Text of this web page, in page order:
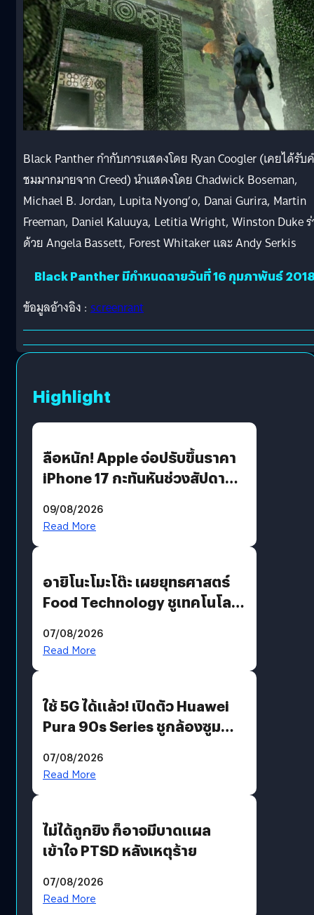
Black Panther กำกับการแสดงโดย Ryan Coogler (เคยได้รับ
ชมมากมายจาก Creed) นำแสดงโดย Chadwick Boseman,
Michael B. Jordan, Lupita Nyong’o, Danai Gurira, Martin
Freeman, Daniel Kaluuya, Letitia Wright, Winston Duke
ด้วย Angela Bassett, Forest Whitaker และ Andy Serkis
Black Panther มีกำหนดฉายวันที่ 16 กุมภาพันธ์
ข้อมูลอ้างอิง : screenrant
Highlight
ลือหนัก! Apple จ่อปรับขึ้นราคา
iPhone 17 กะทันหันช่วงสัปดาห์ที่
09/08/2026
Read More
อายิโนะโมะโต๊ะ เผยยุทธศาสตร์
Food Technology ชูเทคโนโลยี
บริโภคและ B2B
07/08/2026
Read More
ใช้ 5G ได้แล้ว! เปิดตัว Huawei
Pura 90s Series ชูกล้องซูม
07/08/2026
Read More
ไม่ได้ถูกยิง ก็อาจมีบาดแผล
เข้าใจ PTSD หลังเหตุร้าย
07/08/2026
Read More